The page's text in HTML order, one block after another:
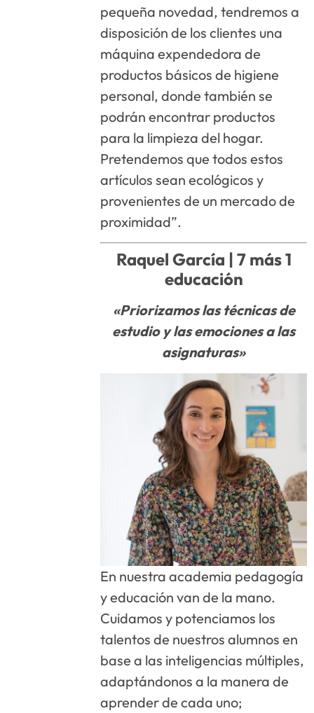
pequeña novedad, tendremos a
disposición de los clientes una
máquina expendedora de
productos básicos de higiene
personal, donde también se
podrán encontrar productos
para la limpieza del hogar.
Pretendemos que todos estos
artículos sean ecológicos y
provenientes de un mercado de
proximidad”.
Raquel García | 7 más 1
educación
«Priorizamos las técnicas de
estudio y las emociones a las
asignaturas»
En nuestra academia pedagogía
y educación van de la mano.
Cuidamos y potenciamos los
talentos de nuestros alumnos en
base a las inteligencias múltiples,
adaptándonos a la manera de
aprender de cada uno;